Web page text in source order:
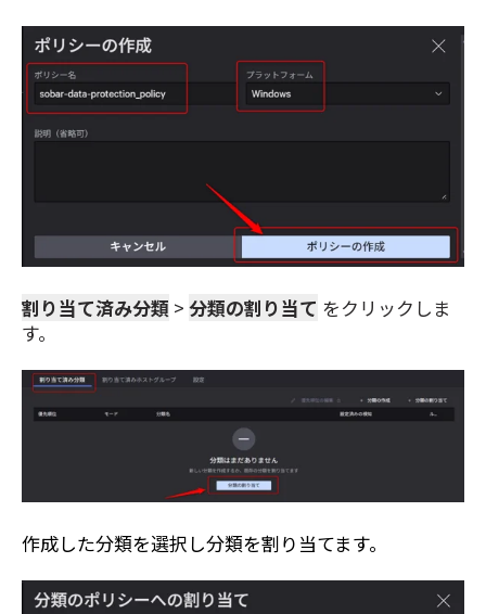
割り当て済み分類 > 分類の割り当て をクリックしま
す。
作成した分類を選択し分類を割り当てます。